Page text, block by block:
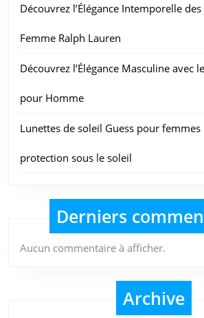
Découvrez l’Élégance Intemporelle
Femme Ralph Lauren
Découvrez l’Élégance Masculine avec
pour Homme
Lunettes de soleil Guess pour femmes
protection sous le soleil
Derniers
Aucun commentaire à afficher.
Archive